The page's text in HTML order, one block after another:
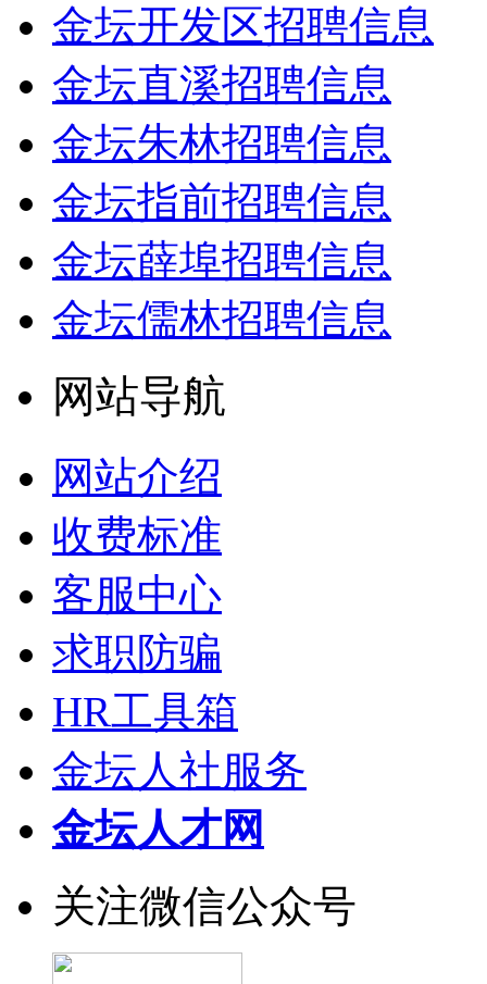
金坛开发区招聘信息
金坛直溪招聘信息
金坛朱林招聘信息
金坛指前招聘信息
金坛薛埠招聘信息
金坛儒林招聘信息
网站导航
网站介绍
收费标准
客服中心
求职防骗
HR工具箱
金坛人社服务
金坛人才网
关注微信公众号